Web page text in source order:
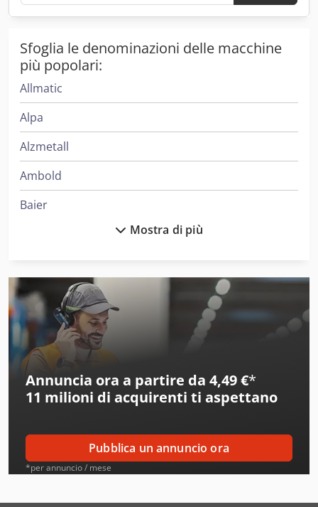
Sfoglia le denominazioni delle macchine
più popolari:
Allmatic
Alpa
Alzmetall
Ambold
Baier
Bhs
Bielomatik
Biglia
Bihler
Bmf
Boehler
Mostra di più
Annuncia ora a partire da 4,49 €*
11 milioni di acquirenti ti aspettano
Pubblica un annuncio ora
*per annuncio / mese